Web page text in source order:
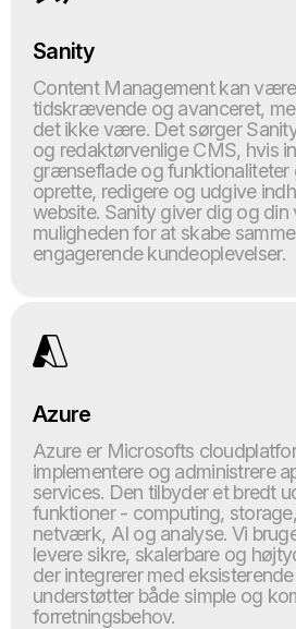
Sanity
Content Management kan
tidskrævende og avanceret,
det ikke være. Det sørger
og redaktørvenlige CMS, hvis
grænseflade og funktionaliteter
oprette, redigere og udgive
website. Sanity giver dig og din
muligheden for at skabe
engagerende kundeoplevelser.
Azure
Azure er Microsofts
implementere og administrere
services. Den tilbyder et bredt
funktioner - computing,
netværk, AI og analyse. Vi
levere sikre, skalerbare og
der integrerer med
understøtter både simple og
forretningsbehov.